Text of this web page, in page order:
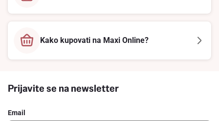
Kako kupovati na Maxi Online?
Prijavite se na newsletter
Email